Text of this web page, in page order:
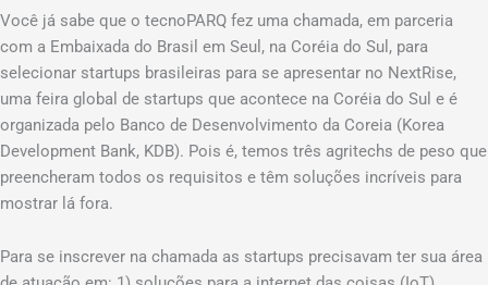
Você já sabe que o tecnoPARQ fez uma chamada, em parceria
com a Embaixada do Brasil em Seul, na Coréia do Sul, para
selecionar startups brasileiras para se apresentar no NextRise,
uma feira global de startups que acontece na Coréia do Sul e é
organizada pelo Banco de Desenvolvimento da Coreia (Korea
Development Bank, KDB). Pois é, temos três agritechs de peso que
preencheram todos os requisitos e têm soluções incríveis para
mostrar lá fora.
Para se inscrever na chamada as startups precisavam ter sua área